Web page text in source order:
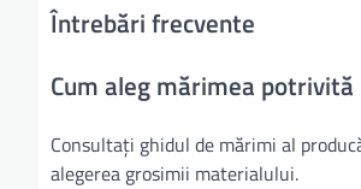
Întrebări frecvente
Cum aleg mărimea
Consultați ghidul de mărimi al
alegerea grosimii materialului.